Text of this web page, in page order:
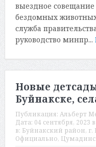
выездное совещание
бездомных
служба
руководство минпр...
Новые
Буйнакске,
Публикация: Альберт
Дата: 04 сентября, 2023
в: Буйнакский район, г.
Официально,